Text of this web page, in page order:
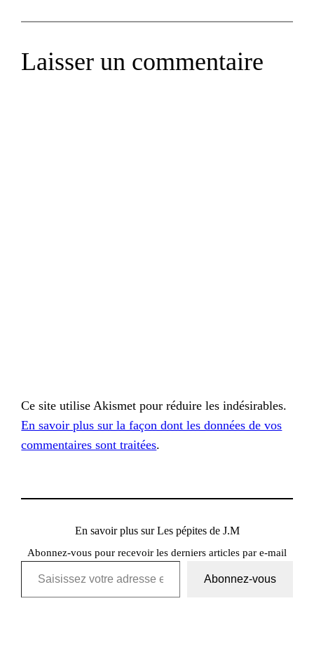
Laisser un commentaire
Ce site utilise Akismet pour réduire les indésirables.
En savoir plus sur la façon dont les données de vos
commentaires sont traitées.
En savoir plus sur Les pépites de J.M
Abonnez-vous pour recevoir les derniers articles par e-mail
Saisissez votre adresse e-mail…
Abonnez-vous